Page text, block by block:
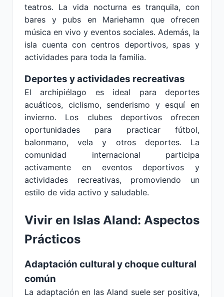
teatros. La vida nocturna es tranquila, con
bares y pubs en Mariehamn que ofrecen
música en vivo y eventos sociales. Además, la
isla cuenta con centros deportivos, spas y
actividades para toda la familia.
Deportes y actividades recreativas
El archipiélago es ideal para deportes
acuáticos, ciclismo, senderismo y esquí en
invierno. Los clubes deportivos ofrecen
oportunidades para practicar fútbol,
balonmano, vela y otros deportes. La
comunidad internacional participa
activamente en eventos deportivos y
actividades recreativas, promoviendo un
estilo de vida activo y saludable.
Vivir en Islas Aland: Aspectos
Prácticos
Adaptación cultural y choque cultural
común
La adaptación en las Aland suele ser positiva,